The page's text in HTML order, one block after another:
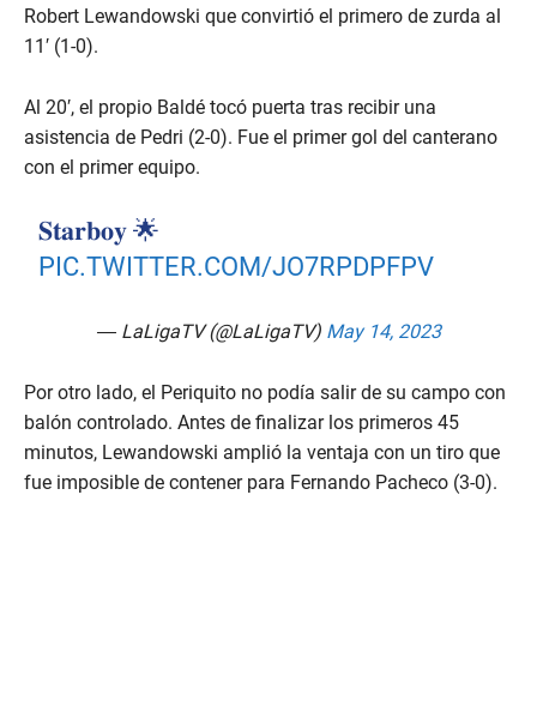
Robert Lewandowski que convirtió el primero de zurda al
11′ (1-0).
Al 20′, el propio Baldé tocó puerta tras recibir una
asistencia de Pedri (2-0). Fue el primer gol del canterano
con el primer equipo.
𝐒𝐭𝐚𝐫𝐛𝐨𝐲 🌟
PIC.TWITTER.COM/JO7RPDPFPV
— LaLigaTV (@LaLigaTV) May 14, 2023
Por otro lado, el Periquito no podía salir de su campo con
balón controlado. Antes de finalizar los primeros 45
minutos, Lewandowski amplió la ventaja con un tiro que
fue imposible de contener para Fernando Pacheco (3-0).